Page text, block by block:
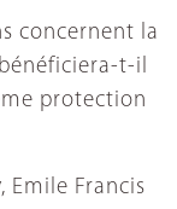
concernent la
t-il
protection
Emile Francis